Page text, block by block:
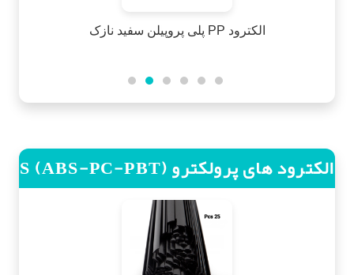
الکترود PP پلی پروپیلن بژ ضخیم
الکترود های پرولکترو S (ABS-PC-PBT)